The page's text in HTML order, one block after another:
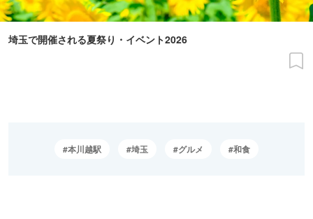
埼玉で開催される夏祭り・イベント2026
本川越駅 埼玉 グルメ 和食